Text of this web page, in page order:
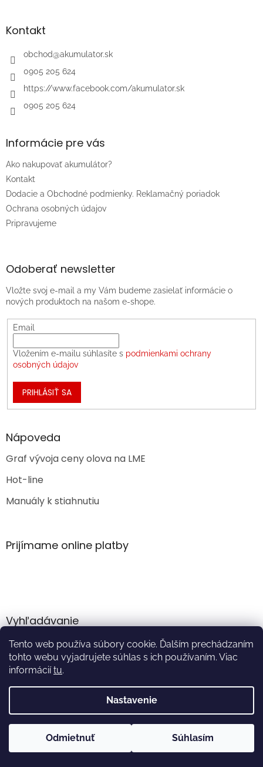
Tento web používa súbory cookie. Ďalším prechádzaním
tohto webu vyjadrujete súhlas s ich používaním. Viac
informáciítu.
Nastavenie
Odmietnuť Súhlasím
äKontakt
obchod@akumulator.sk
0905 205 624
https://www.facebook.com/akumulator.sk
0905 205 624
Informácie pre vás
Ako nakupovať akumulátor?
Kontakt
Dodacie a Obchodné podmienky. Reklamačný poriadok
Ochrana osobných údajov
Pripravujeme
Odoberať newsletter
Vložte svoj e-mail a my Vám budeme zasielať informácie o
nových produktoch na našom e-shope.
Email
Vložením e-mailu súhlasíte s podmienkami ochrany
osobných údajov
PRIHLÁSIŤ SA
Nápoveda
Graf vývoja ceny olova na LME
Hot-line
Manuály k stiahnutiu
Prijímame online platby
Vyhľadávanie
HĽADAŤ
Vytvoril Shoptet
Copyright 2026Akumulator.sk . Všetky práva vyhradené.